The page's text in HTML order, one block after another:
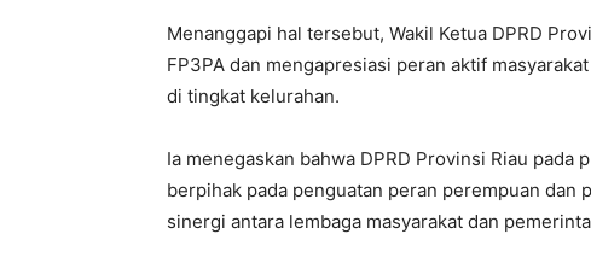
Menanggapi hal tersebut, Wakil Ketua DPRD
FP3PA dan mengapresiasi peran aktif
di tingkat kelurahan.
Ia menegaskan bahwa DPRD Provinsi Riau
berpihak pada penguatan peran perempuan
sinergi antara lembaga masyarakat dan